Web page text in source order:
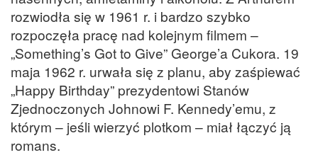
rozwiodła się w 1961 r. i bardzo szybko
rozpoczęła pracę nad kolejnym filmem –
„Something’s Got to Give” George’a Cukora. 19
maja 1962 r. urwała się z planu, aby zaśpiewać
„Happy Birthday” prezydentowi Stanów
Zjednoczonych Johnowi F. Kennedy’emu, z
którym – jeśli wierzyć plotkom – miał łączyć ją
romans.